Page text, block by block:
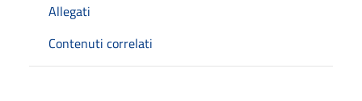
Allegati
Contenuti correlati